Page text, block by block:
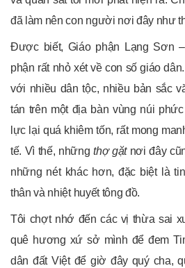
đã làm nên con người nơi đây như
Được biết, Giáo phận Lạng Sơn
phận rất nhỏ xét về con số giáo
với nhiều dân tộc, nhiều bản sắc
tán trên một địa bàn vùng núi
lực lại quá khiêm tốn, rất mong
tế. Vì thế, nhữngthợ gặtnơi đây
những nét khác hơn, đặc biệt là
thân và nhiệt huyết tông đồ.
Tôi chợt nhớ đến các vị thừa sai
quê hương xứ sở mình để đem
dân đất Việt để giờ đây quý cha,